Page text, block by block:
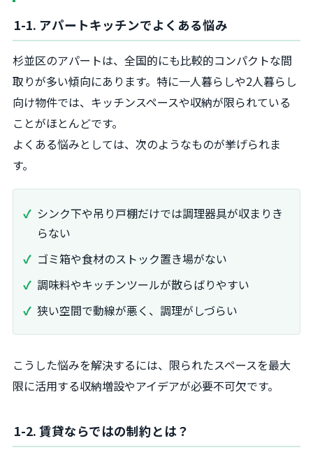
1-1. アパートキッチンでよくある悩み
杉並区のアパートは、全国的にも比較的コンパクトな間
取りが多い傾向にあります。特に一人暮らしや2人暮らし
向け物件では、キッチンスペースや収納が限られている
ことがほとんどです。
よくある悩みとしては、次のようなものが挙げられま
す。
シンク下や吊り戸棚だけでは調理器具が収まりき
らない
ゴミ箱や食材のストック置き場がない
調味料やキッチンツールが散らばりやすい
狭い空間で動線が悪く、調理がしづらい
こうした悩みを解決するには、限られたスペースを最大
限に活用する収納増設やアイデアが必要不可欠です。
1-2. 賃貸ならではの制約とは？